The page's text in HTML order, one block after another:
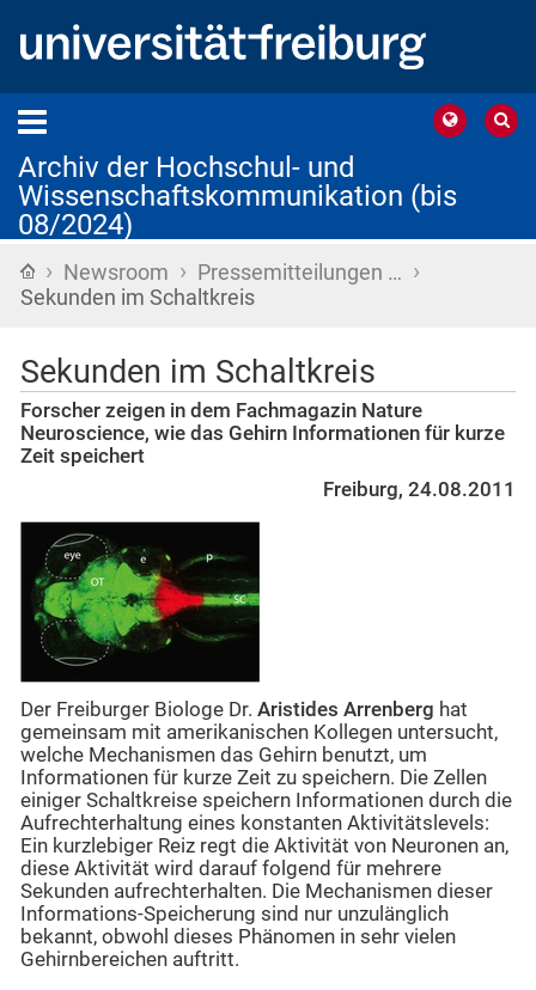
Archiv der Hochschul- und
Wissenschaftskommunikation (bis
08/2024)
Startseite
› Newsroom › Pressemitteilungen … ›
Sekunden im Schaltkreis
Sekunden im Schaltkreis
Forscher zeigen in dem Fachmagazin Nature
Neuroscience, wie das Gehirn Informationen für kurze
Zeit speichert
Freiburg, 24.08.2011
Der Freiburger Biologe Dr. Aristides Arrenberg hat
gemeinsam mit amerikanischen Kollegen untersucht,
welche Mechanismen das Gehirn benutzt, um
Informationen für kurze Zeit zu speichern. Die Zellen
einiger Schaltkreise speichern Informationen durch die
Aufrechterhaltung eines konstanten Aktivitätslevels:
Ein kurzlebiger Reiz regt die Aktivität von Neuronen an,
diese Aktivität wird darauf folgend für mehrere
Sekunden aufrechterhalten. Die Mechanismen dieser
Informations-Speicherung sind nur unzulänglich
bekannt, obwohl dieses Phänomen in sehr vielen
Gehirnbereichen auftritt.